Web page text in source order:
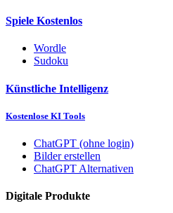
Spiele Kostenlos
Wordle
Sudoku
Künstliche Intelligenz
Kostenlose KI Tools
ChatGPT (ohne login)
Bilder erstellen
ChatGPT Alternativen
Digitale Produkte